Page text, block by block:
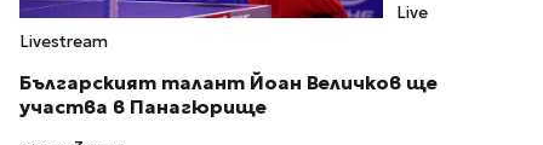
Live
Livestream
Българският талант Йоан Величков ще
участва в Панагюрище